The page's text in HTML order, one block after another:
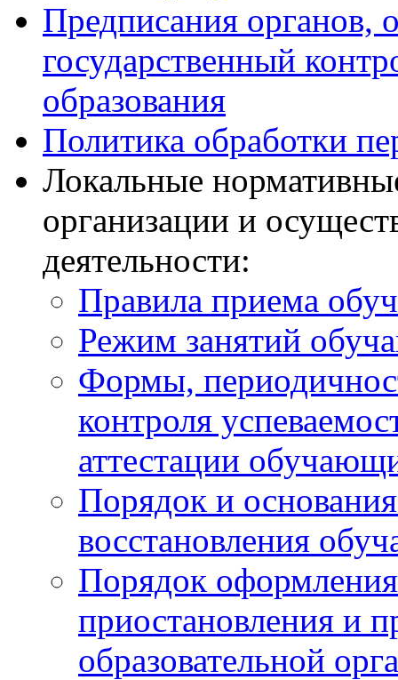
Предписания органов,
государственный
образования
Политика обработки
Локальные
организации и
деятельности:
Правила приема
Режим занятий
Формы,
контроля
аттестации
Порядок и
восстановления
Порядок
приостановления и
образовательной